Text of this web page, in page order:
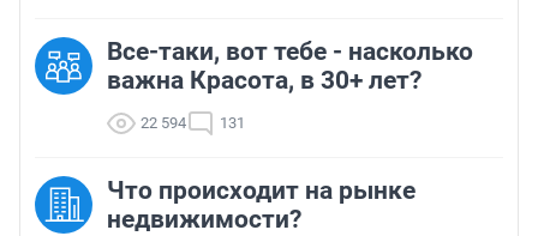
Все-таки, вот тебе - насколько
важна Красота, в 30+ лет?
22 594 131
Что происходит на рынке
недвижимости?